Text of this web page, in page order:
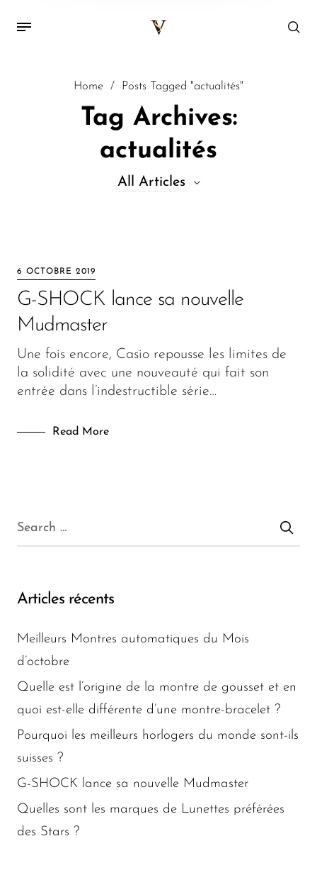
Home / Posts Tagged "actualités"
Tag Archives:
actualités
All Articles
Lunettes
Mode
6 OCTOBRE 2019
G-SHOCK lance sa nouvelle
Mudmaster
Une fois encore, Casio repousse les limites de
la solidité avec une nouveauté qui fait son
entrée dans l’indestructible série…
Read More
Articles récents
Meilleurs Montres automatiques du Mois
d’octobre
Quelle est l’origine de la montre de gousset et en
quoi est-elle différente d’une montre-bracelet ?
Pourquoi les meilleurs horlogers du monde sont-ils
suisses ?
G-SHOCK lance sa nouvelle Mudmaster
Quelles sont les marques de Lunettes préférées
des Stars ?